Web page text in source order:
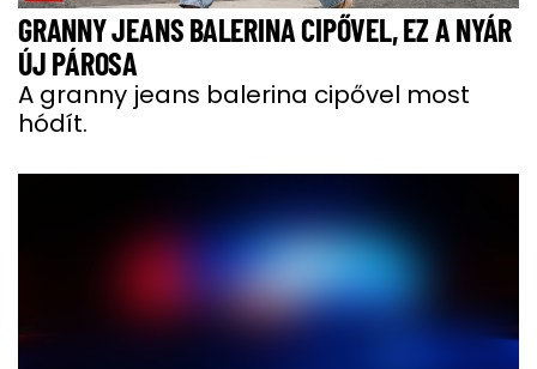
GRANNY JEANS BALERINA CIPŐVEL, EZ A NYÁR
ÚJ PÁROSA
A granny jeans balerina cipővel most
hódít.